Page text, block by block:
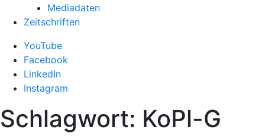
Mediadaten
Zeitschriften
YouTube
Facebook
LinkedIn
Instagram
Schlagwort: KoPl-G